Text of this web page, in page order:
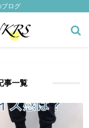
ブログ
事一覧